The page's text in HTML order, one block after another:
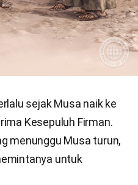
sejak Musa naik ke
Kesepuluh Firman.
menunggu Musa turun,
untuk